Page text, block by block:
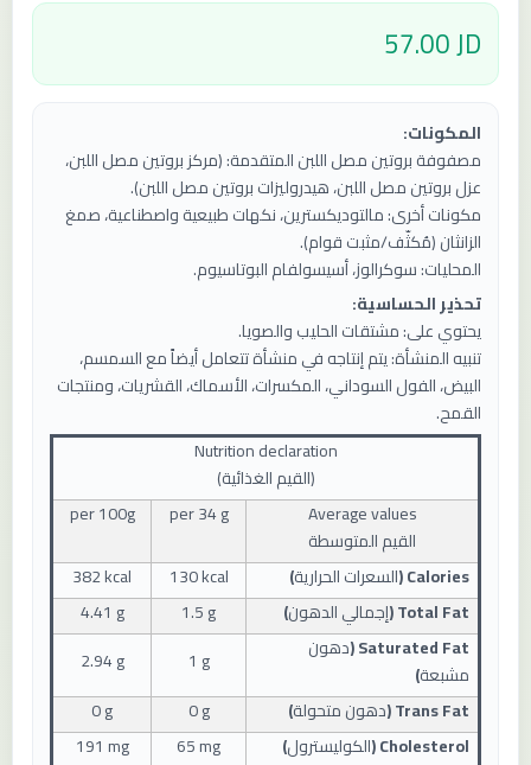
57.00 JD
المكونات:
مصفوفة بروتين مصل اللبن المتقدمة: (مركز بروتين مصل اللبن،
عزل بروتين مصل اللبن، هيدروليزات بروتين مصل اللبن).
مكونات أخرى: مالتوديكسترين، نكهات طبيعية واصطناعية، صمغ
الزانثان (مُكثّف/مثبت قوام).
المحليات: سوكرالوز، أسيسولفام البوتاسيوم.
تحذير الحساسية:
يحتوي على: مشتقات الحليب والصويا.
تنبيه المنشأة: يتم إنتاجه في منشأة تتعامل أيضاً مع السمسم،
البيض، الفول السوداني، المكسرات، الأسماك، القشريات، ومنتجات
القمح.
Nutrition declaration
(القيم الغذائية)
Average values
القيم المتوسطة
per34g
per 100g
Calories ( السعرات الحرارية)
130 kcal
382 kcal
Total Fat ( إجمالي الدهون)
1.5 g
4.41 g
Saturated Fat ( دهون
مشبعة)
1 g
2.94 g
Trans Fat ( دهون متحولة)
0 g
0 g
Cholesterol ( الكوليسترول)
65 mg
191 mg